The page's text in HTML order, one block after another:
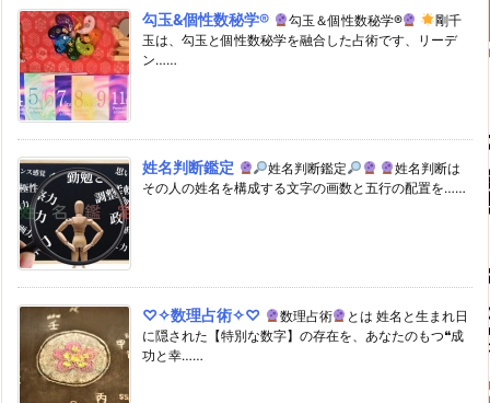
勾玉&個性数秘学® 勾玉＆個性数秘学®
剛千
玉は、勾玉と個性数秘学を融合した占術です、リーデ
ン……
姓名判断鑑定 姓名判断鑑定
姓名判断は
その人の姓名を構成する文字の画数と五行の配置を……
♡✧数理占術✧♡ 数理占術
とは 姓名と生まれ日
に隠された【特別な数字】の存在を、あなたのもつ❝成
功と幸……